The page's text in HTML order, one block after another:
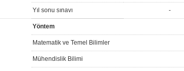
Yıl sonu sınavı -
Yöntem
Matematik ve Temel Bilimler
Mühendislik Bilimi